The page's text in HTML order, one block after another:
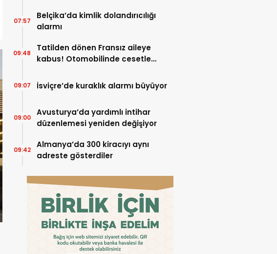
Belçika’da kimlik dolandırıcılığı
alarmı
07:57
Tatilden dönen Fransız aileye
kabus! Otomobilinde cesetle
09:48
İsviçre’de kuraklık alarmı büyüyor
09:07
Avusturya’da yardımlı intihar
düzenlemesi yeniden değişiyor
09:00
Almanya’da 300 kiracıyı aynı
adreste gösterdiler
09:42